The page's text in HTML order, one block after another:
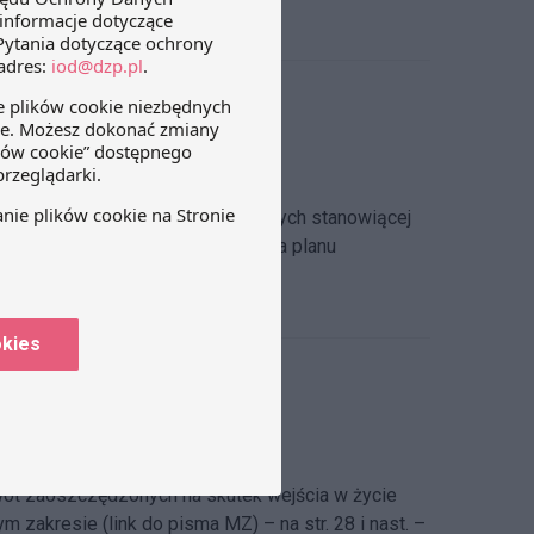
kwoty środków finansowych stanowiącej
że planowana jest zmiana planu
zaoszczędzonych na skutek wejścia w życie
zakresie (link do pisma MZ) – na str. 28 i nast. –